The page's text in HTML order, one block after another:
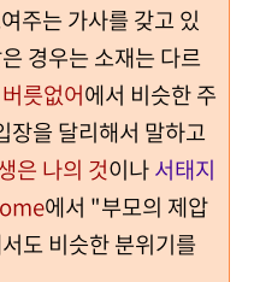
주는 가사를 갖고 있
경우는 소재는 다르
릇없어에서 비슷한 주
장을 달리해서 말하고
은 나의 것이나서태지
에서 "부모의 제압
도 비슷한 분위기를